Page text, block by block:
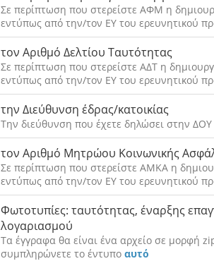
Σε περίπτωση που στερείστε ΑΦΜ η
εντύπως από την/τον ΕΥ του ερευνητικού
τον Αριθμό Δελτίου Ταυτότητας
Σε περίπτωση που στερείστε ΑΔΤ η
εντύπως από την/τον ΕΥ του ερευνητικού
την Διεύθυνση έδρας/κατοικίας
Την διεύθυνση που έχετε δηλώσει στην
τον Αριθμό Μητρώου Κοινωνικής
Σε περίπτωση που στερείστε AMKA η
εντύπως από την/τον ΕΥ του ερευνητικού
Φωτοτυπίες: ταυτότητας, έναρξης
λογαριασμού
Τα έγγραφα θα είναι ένα αρχείο σε μορφή
συμπληρώνετε το έντυπο αυτό